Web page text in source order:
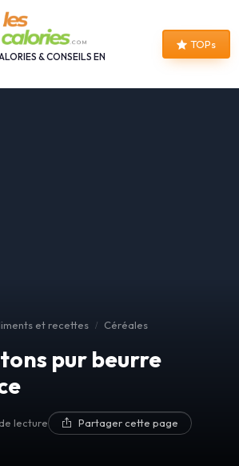
& CONSEILS EN
TOPs
et recettes Céréales
pur beurre
lecture Partager cette page
cookies